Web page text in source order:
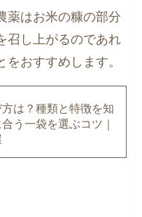
薬はお米の糠の部分
召し上がるのであれ
おすすめします。
は？種類と特徴を知
う一袋を選ぶコツ｜